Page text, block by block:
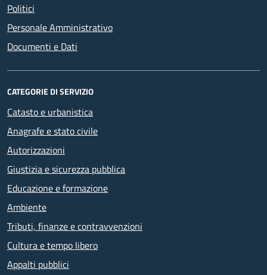
Politici
Personale Amministrativo
Documenti e Dati
CATEGORIE DI SERVIZIO
Catasto e urbanistica
Anagrafe e stato civile
Autorizzazioni
Giustizia e sicurezza pubblica
Educazione e formazione
Ambiente
Tributi, finanze e contravvenzioni
Cultura e tempo libero
Appalti pubblici